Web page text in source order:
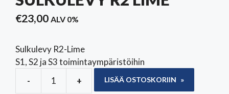
€23,00 ALV 0%
Sulkulevy R2-Lime
S1, S2 ja S3 toimintaympäristöihin
-
+ LISÄÄ OSTOSKORIIN